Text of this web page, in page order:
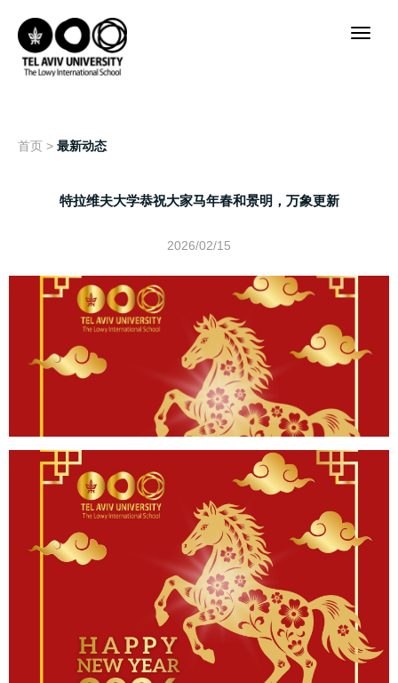
首页 > 最新动态
特拉维夫大学恭祝大家马年春和景明，万象更新
2026/02/15